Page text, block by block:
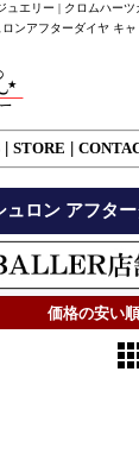
ュエリー | クロムハー
ーダイヤ キャトル
STORE
ロン アフタ
価格の安い順